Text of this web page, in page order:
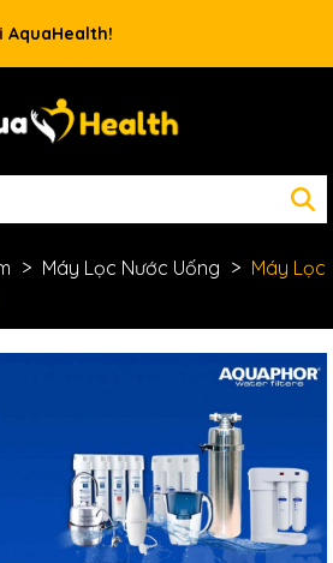
AquaHealth!
trình khuyến mãi đang chờ đợi
Máy Lọc Nước Uống
Máy Lọc